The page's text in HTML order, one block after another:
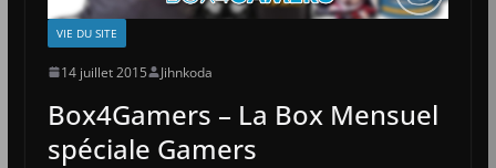
VIE DU SITE
14 juillet 2015 Jihnkoda
Box4Gamers – La Box Mensuel
spéciale Gamers